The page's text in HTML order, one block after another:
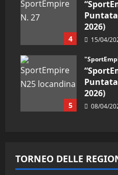
4
2026)
15/04/
5
2026)
08/04/
TORNEO DELLE